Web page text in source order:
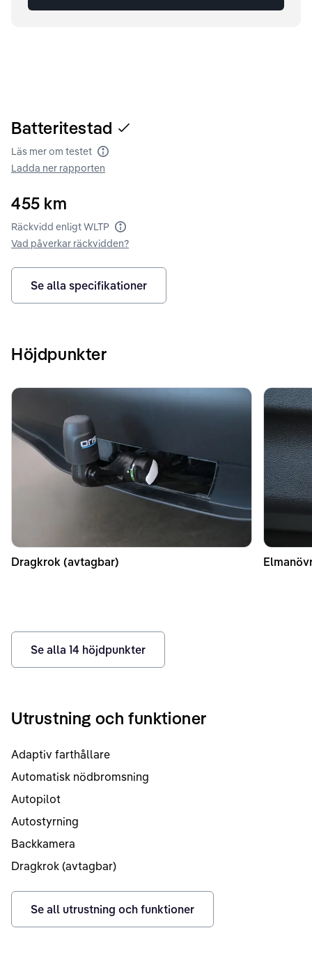
Batteritestad
Läs mer om testet Batteritest
Ladda ner rapporten
455 km
Räckvidd enligt WLTP Räckvidd enligt WLTP
Vad påverkar räckvidden?
Se alla specifikationer
Höjdpunkter
Dragkrok (avtagbar)
Se alla 14 höjdpunkter
Utrustning och funktioner
Adaptiv farthållare
Automatisk nödbromsning
Autopilot
Autostyrning
Backkamera
Dragkrok (avtagbar)
Se all utrustning och funktioner